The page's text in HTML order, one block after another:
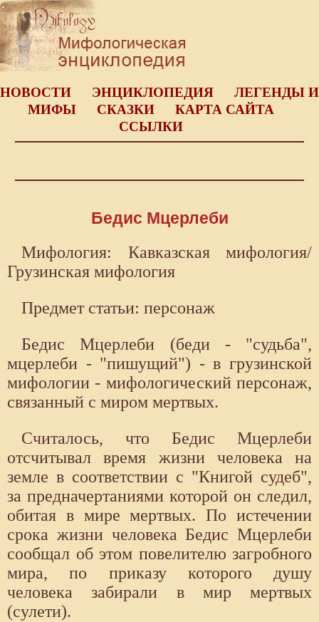
НОВОСТИ ЭНЦИКЛОПЕДИЯ
ЛЕГЕНДЫ И
МИФЫ
СКАЗКИ
КАРТА САЙТА
ССЫЛКИ
Бедис Мцерлеби
Мифология: Кавказская мифология/
Грузинская мифология
Предмет статьи: персонаж
Бедис Мцерлеби (беди - "судьба",
мцерлеби - "пишущий") - в грузинской
мифологии - мифологический персонаж,
связанный с миром мертвых.
Считалось, что Бедис Мцерлеби
отсчитывал время жизни человека на
земле в соответствии с "Книгой судеб",
за предначертаниями которой он следил,
обитая в мире мертвых. По истечении
срока жизни человека Бедис Мцерлеби
сообщал об этом повелителю загробного
мира, по приказу которого душу
человека забирали в мир мертвых
(сулети).